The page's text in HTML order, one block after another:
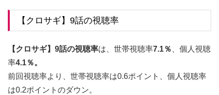
【クロサギ】9話の視聴率
【クロサギ】9話の視聴率は、世帯視聴率7.1％
、個人視聴
率4.1％。
前回視聴率より、世帯視聴率は0.6ポイント、個人視聴率
は0.2ポイントのダウン。